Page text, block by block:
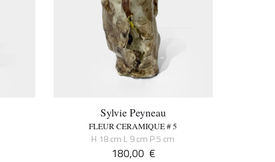
Sylvie Peyneau
FLEUR CERAMIQUE # 5
H 18 cm L 9 cm P 5 cm
180,00 €